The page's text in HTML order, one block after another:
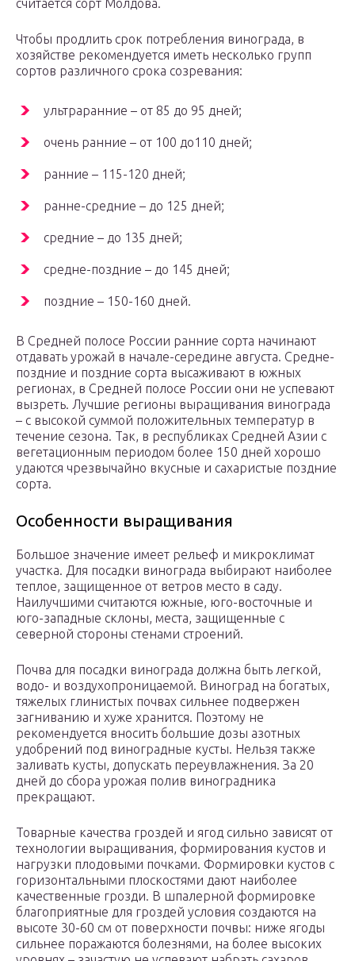
считается сорт Молдова.
Чтобы продлить срок потребления винограда, в
хозяйстве рекомендуется иметь несколько групп
сортов различного срока созревания:
ультраранние – от 85 до 95 дней;
очень ранние – от 100 до110 дней;
ранние – 115-120 дней;
ранне-средние – до 125 дней;
средние – до 135 дней;
средне-поздние – до 145 дней;
поздние – 150-160 дней.
В Средней полосе России ранние сорта начинают
отдавать урожай в начале-середине августа. Средне-
поздние и поздние сорта высаживают в южных
регионах, в Средней полосе России они не успевают
вызреть. Лучшие регионы выращивания винограда
– с высокой суммой положительных температур в
течение сезона. Так, в республиках Средней Азии с
вегетационным периодом более 150 дней хорошо
удаются чрезвычайно вкусные и сахаристые поздние
сорта.
Особенности выращивания
Большое значение имеет рельеф и микроклимат
участка. Для посадки винограда выбирают наиболее
теплое, защищенное от ветров место в саду.
Наилучшими считаются южные, юго-восточные и
юго-западные склоны, места, защищенные с
северной стороны стенами строений.
Почва для посадки винограда должна быть легкой,
водо- и воздухопроницаемой. Виноград на богатых,
тяжелых глинистых почвах сильнее подвержен
загниванию и хуже хранится. Поэтому не
рекомендуется вносить большие дозы азотных
удобрений под виноградные кусты. Нельзя также
заливать кусты, допускать переувлажнения. За 20
дней до сбора урожая полив виноградника
прекращают.
Товарные качества гроздей и ягод сильно зависят от
технологии выращивания, формирования кустов и
нагрузки плодовыми почками. Формировки кустов с
горизонтальными плоскостями дают наиболее
качественные грозди. В шпалерной формировке
благоприятные для гроздей условия создаются на
высоте 30-60 см от поверхности почвы: ниже ягоды
сильнее поражаются болезнями, на более высоких